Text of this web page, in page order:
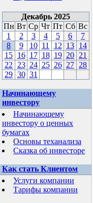
Декабрь 2025
Пн Вт Ср Чт Пт Сб Вс
1
2 3 4 5 6
7
8
9 10 11 12 13 14
15 16 17 18 19 20 21
22
23 24 25 26 27 28
29 30 31
Начинающему
инвестору
Начинающему
инвестору о ценных
бумагах
Основы теханализа
Сказка об инвесторе
Как стать Клиентом
Услуги компании
Тарифы компании